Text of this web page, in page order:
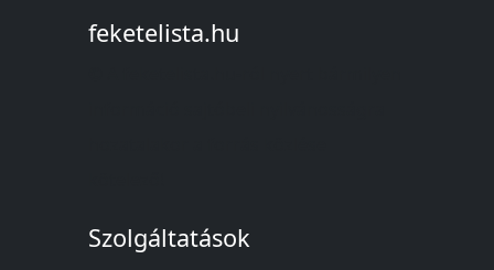
feketelista.hu
Szolgáltatások